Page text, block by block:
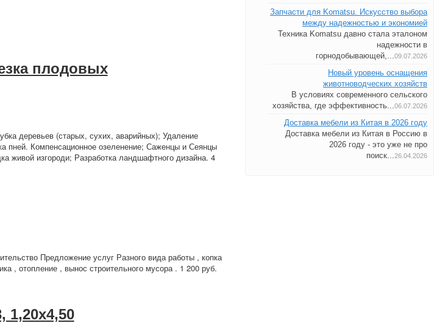
плодовых
деревьев (старых, сухих, аварийных); Удаление
пней. Компенсационное озеленение; Саженцы и Сеянцы
живой изгороди; Разработка ландшафтного дизайна. 4
Предложение услуг Разного вида работы , копка
, отопление , вынос строительного мусора . 1 200 руб.
Запчасти для Komatsu. Искусство выбора
между надежностью и экономией
Техника Komatsu давно стала эталоном
надежности в
горнодобывающей,...09.07.2026
Новый уровень оснащения
животноводческих хозяйств
В условиях современного сельского
хозяйства, где эффективность...06.07.2026
Доставка мебели из Китая в 2026 году
Доставка мебели из Китая в Россию в
2026 году - это уже не про
поиск...26.04.2026